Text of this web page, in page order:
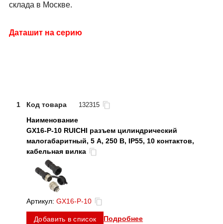
склада в Москве.
Даташит на серию
1 Код товара 132315
GX16-P-10 RUICHI разъем цилиндрический
малогабаритный, 5 А, 250 В, IP55, 10 контактов,
кабельная вилка
Артикул: GX16-P-10
Добавить в список Подробнее